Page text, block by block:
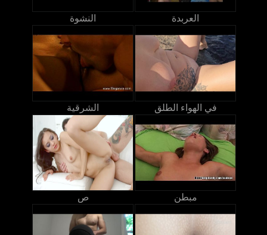
النشوة العربدة
الشرقية في الهواء الطلق
ص مبطن